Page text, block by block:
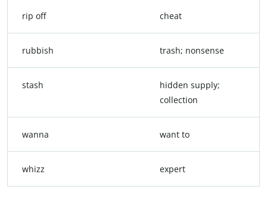
rip off cheat
rubbish trash; nonsense
stash
hidden supply;
collection
wanna want to
whizz expert